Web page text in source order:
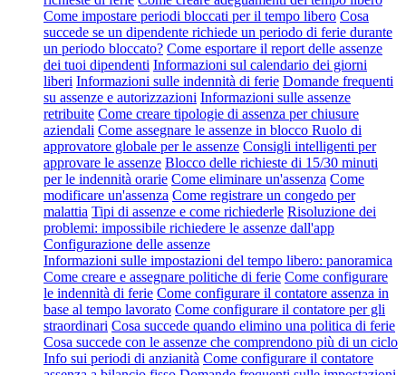
Come impostare periodi bloccati per il tempo libero Cosa
succede se un dipendente richiede un periodo di ferie durante
un periodo bloccato? Come esportare il report delle assenze
dei tuoi dipendenti Informazioni sul calendario dei giorni
liberi Informazioni sulle indennità di ferie Domande frequenti
su assenze e autorizzazioni Informazioni sulle assenze
retribuite Come creare tipologie di assenza per chiusure
aziendali Come assegnare le assenze in blocco Ruolo di
approvatore globale per le assenze Consigli intelligenti per
approvare le assenze Blocco delle richieste di 15/30 minuti
per le indennità orarie Come eliminare un'assenza Come
modificare un'assenza Come registrare un congedo per
malattia Tipi di assenze e come richiederle Risoluzione dei
problemi: impossibile richiedere le assenze dall'app
Configurazione delle assenze
Informazioni sulle impostazioni del tempo libero: panoramica
Come creare e assegnare politiche di ferie Come configurare
le indennità di ferie Come configurare il contatore assenza in
base al tempo lavorato Come configurare il contatore per gli
straordinari Cosa succede quando elimino una politica di ferie
Cosa succede con le assenze che comprendono più di un ciclo
Info sui periodi di anzianità Come configurare il contatore